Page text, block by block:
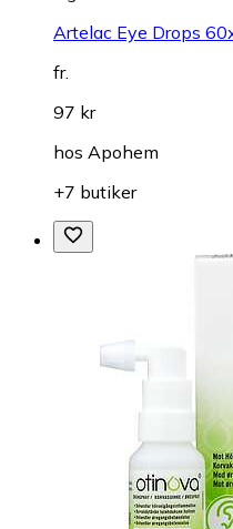
Artelac Eye Drops
fr.
97 kr
hos Apohem
+7 butiker